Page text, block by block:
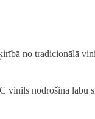
no tradicionālā
vinils nodrošina labu